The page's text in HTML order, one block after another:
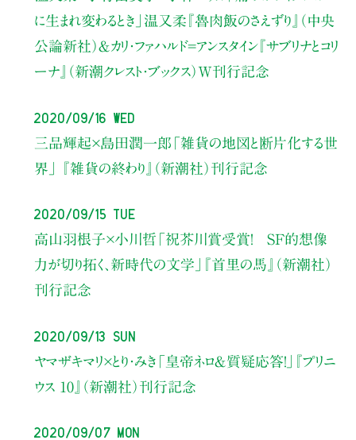
に生まれ変わるとき」 温又柔『魯肉飯のさえずり』（中央
公論新社）＆カリ・ファハルド=アンスタイン『サブリナとコリ
ーナ』（新潮クレスト・ブックス）Ｗ刊行記念
2020/09/16 Wed
三品輝起×島田潤一郎 「雑貨の地図と断片化する世
界」
『雑貨の終わり』（新潮社）刊行記念
2020/09/15 Tue
高山羽根子×小川哲 「祝芥川賞受賞！ SF的想像
力が切り拓く、新時代の文学」
『首里の馬』（新潮社）
刊行記念
2020/09/13 Sun
ヤマザキマリ×とり・みき 「皇帝ネロ＆質疑応答！」
『プリニ
ウス 10』（新潮社）刊行記念
2020/09/07 Mon